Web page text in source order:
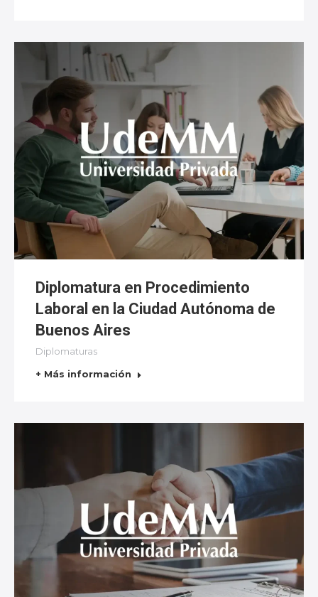
Diplomatura en Procedimiento
Laboral en la Ciudad Autónoma de
Buenos Aires
Diplomaturas
+ Más información